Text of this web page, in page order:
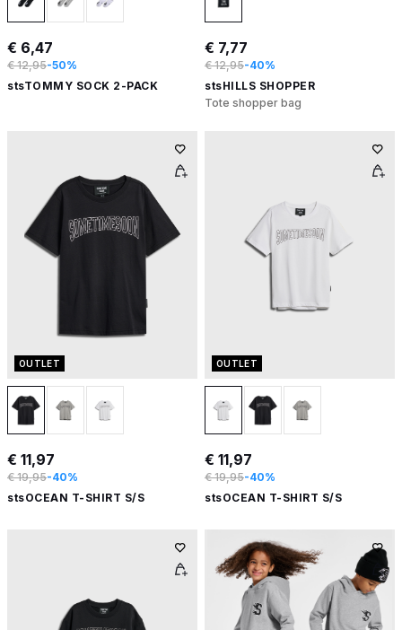
€ 6,47
€ 12,95-50%
stsTOMMY SOCK 2-PACK
€ 7,77
€ 12,95-40%
stsHILLS SHOPPER
Tote shopper bag
OUTLET
€ 11,97
€ 19,95-40%
stsOCEAN T-SHIRT S/S
OUTLET
€ 11,97
€ 19,95-40%
stsOCEAN T-SHIRT S/S